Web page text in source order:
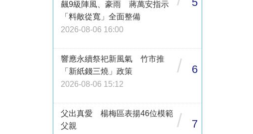
飆9級陣風、豪雨 蔣萬安指示
「料敵從寬」全面整備
2026-08-06 16:00
響應永續祭祀新風氣 竹市推
「新紙錢三燒」政策
2026-08-06 15:12
/ 6
父出真愛 楊梅區表揚46位模範
父親
/ 7